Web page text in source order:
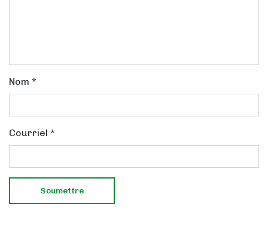
Nom *
Courriel *